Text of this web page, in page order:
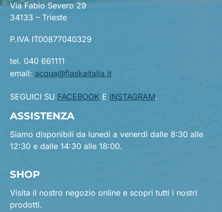
Via Fabio Severo 29
34133 – Trieste
P.IVA IT00877040329
tel. 040 661111
email: acqua@flaskaitalia.it
SEGUICI SU FACEBOOK E INSTAGRAM.
ASSISTENZA
Siamo disponibili da lunedi a venerdi dalle 8:30 alle
12:30 e dalle 14:30 alle 18:00.
SHOP
Visita il nostro negozio online e scopri tutti i nostri
prodotti.